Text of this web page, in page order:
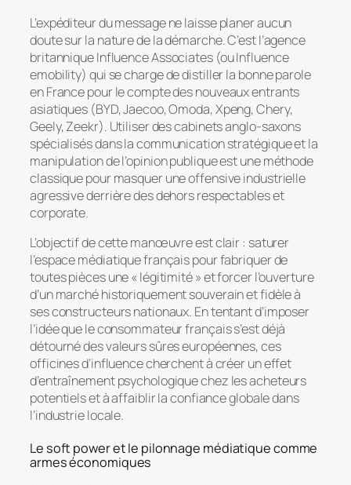
L’expéditeur du message ne laisse planer aucun
doute sur la nature de la démarche. C’est l’agence
britanniqueInfluence Associates(ouInfluence
emobility) qui se charge de distiller la bonne parole
en France pour le compte des nouveaux entrants
asiatiques (BYD, Jaecoo, Omoda, Xpeng, Chery,
Geely, Zeekr). Utiliser des cabinets anglo-saxons
spécialisés dans la communication stratégique et la
manipulation de l’opinion publique est une méthode
classique pour masquer une offensive industrielle
agressive derrière des dehors respectables et
corporate.
L’objectif de cette manœuvre est clair : saturer
l’espace médiatique français pour fabriquer de
toutes pièces une « légitimité » et forcer l’ouverture
d’un marché historiquement souverain et fidèle à
ses constructeurs nationaux. En tentant d’imposer
l’idée que le consommateur français s’est déjà
détourné des valeurs sûres européennes, ces
officines d’influence cherchent à créer un effet
d’entraînement psychologique chez les acheteurs
potentiels et à affaiblir la confiance globale dans
l’industrie locale.
Le soft power et le pilonnage médiatique comme
armes économiques